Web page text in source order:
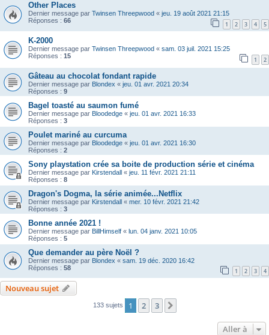
Other Places
Dernier message par Twinsen Threepwood « jeu. 19 août 2021 21:15
Réponses : 66 1 2 3 4 5
K-2000
Dernier message par Twinsen Threepwood « sam. 03 juil. 2021 15:25
Réponses : 15 1 2
Gâteau au chocolat fondant rapide
Dernier message par Blondex « jeu. 01 avr. 2021 20:34
Réponses : 9
Bagel toasté au saumon fumé
Dernier message par Bloodedge « jeu. 01 avr. 2021 16:33
Réponses : 3
Poulet mariné au curcuma
Dernier message par Bloodedge « jeu. 01 avr. 2021 16:30
Réponses : 2
Sony playstation crée sa boite de production série et cinéma
Dernier message par Kirstendall « jeu. 11 févr. 2021 21:11
Réponses : 8
Dragon's Dogma, la série animée...Netflix
Dernier message par Kirstendall « mer. 10 févr. 2021 21:42
Réponses : 3
Bonne année 2021 !
Dernier message par BillHimself « lun. 04 janv. 2021 10:05
Réponses : 5
Que demander au père Noël ?
Dernier message par Blondex « sam. 19 déc. 2020 16:42
Réponses : 58 1 2 3 4
Nouveau sujet
133 sujets 1 2 3
Aller à